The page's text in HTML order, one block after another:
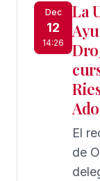
en
las
Dec
12
14:26
La
El
de